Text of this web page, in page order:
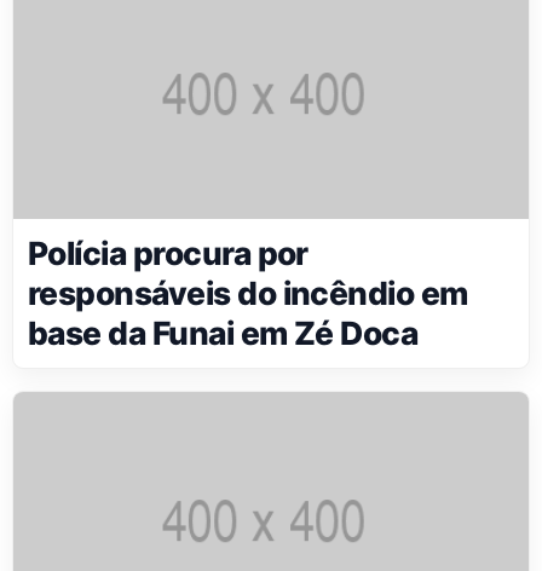
Polícia procura por
responsáveis do incêndio em
base da Funai em Zé Doca